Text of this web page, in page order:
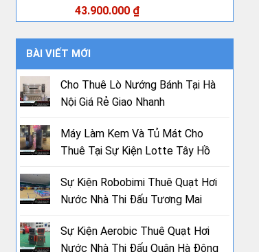
43.900.000 ₫
BÀI VIẾT MỚI
Cho Thuê Lò Nướng Bánh Tại Hà
Nội Giá Rẻ Giao Nhanh
Máy Làm Kem Và Tủ Mát Cho
Thuê Tại Sự Kiện Lotte Tây Hồ
Sự Kiện Robobimi Thuê Quạt Hơi
Nước Nhà Thi Đấu Tương Mai
Sự Kiện Aerobic Thuê Quạt Hơi
Nước Nhà Thi Đấu Quận Hà Đông